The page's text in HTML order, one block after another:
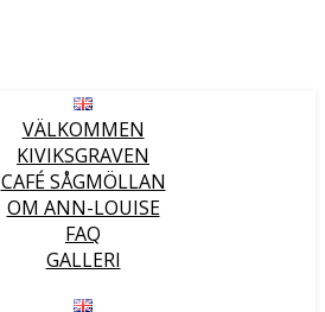
VÄLKOMMEN
KIVIKSGRAVEN
CAFÉ SÅGMÖLLAN
OM ANN-LOUISE
FAQ
GALLERI